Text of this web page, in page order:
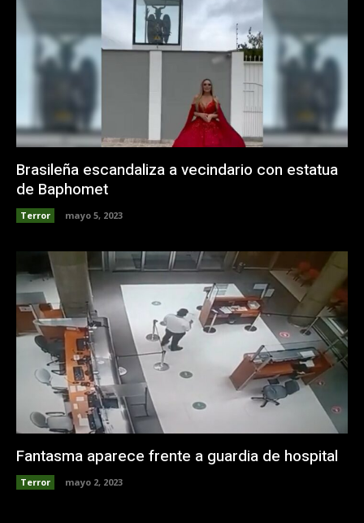
Brasileña escandaliza a vecindario con estatua
de Baphomet
Terror mayo 5, 2023
Fantasma aparece frente a guardia de hospital
Terror mayo 2, 2023